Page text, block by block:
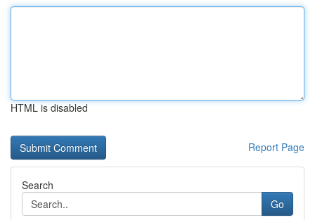
HTML is disabled
Report Page
Search
Go